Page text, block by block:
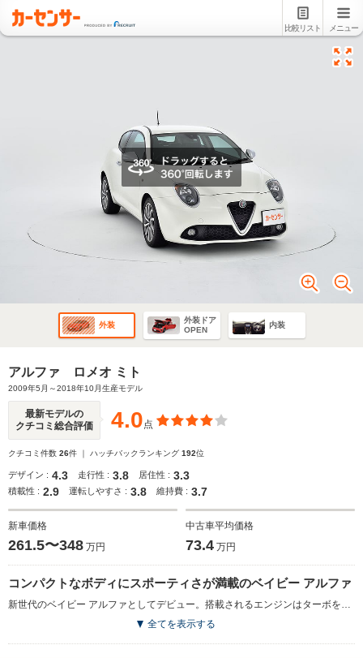
比較リスト メニュー
外装
外装ドア
OPEN
内装
アルファ ロメオ ミト
2009年5月～2018年10月生産モデル
最新モデルの
クチコミ総合評価
4.0点
クチコミ件数 26件 ｜ ハッチバックランキング 192位
デザイン : 4.3 走行性 : 3.8 居住性 : 3.3
積載性 : 2.9 運転しやすさ : 3.8 維持費 : 3.7
新車価格
261.5〜348 万円
中古車平均価格
73.4 万円
コンパクトなボディにスポーティさが満載のベイビー アルファ
新世代のベイビー アルファとしてデビュー。搭載されるエンジンはターボを備えた1.4L直4DOHCで、最高出力は155psを発揮。最大トルクは20.5kg-mだが、ダイナミックモードを使用することで23.5kg-mに増幅。加えてエンジン制御やステアリングパワーアシスト機能を備えたアルファロメオD.N.Aシステムのほか、危険回避アシスト機能となるVDCも装備。外観は、アルファロメオのフラッグシップ「8Cコンペティオーネ」をモチーフにしたデザインが特徴で、全長約4mというコンパクトボディながら個性的なスタイリングに仕上げられた。一方内装は、ペダルやステアリング、シフトノブなどが絶妙に配置され、スポーツ走行をアシストしてくれる。（2009.4）
全てを表示する